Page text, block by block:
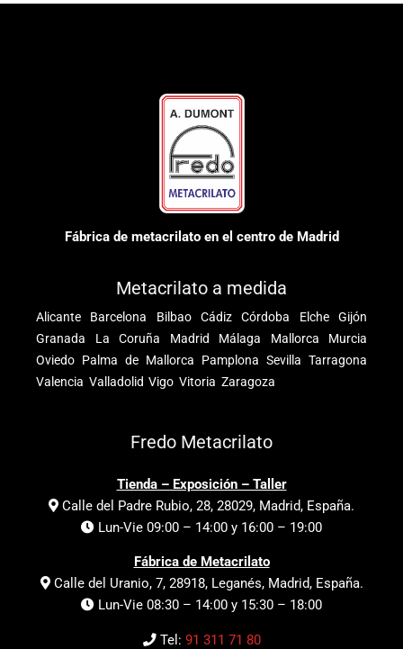
Fábrica de metacrilato en el centro de Madrid
Metacrilato a medida
Alicante Barcelona Bilbao Cádiz Córdoba Elche
Gijón
Granada
La Coruña Madrid Málaga Mallorca
Murcia
Oviedo Palma de Mallorca Pamplona Sevilla Tarragona
Valencia Valladolid Vigo Vitoria Zaragoza
Fredo Metacrilato
Tienda – Exposición – Taller
Calle del Padre Rubio, 28, 28029, Madrid, España.
Lun-Vie 09:00 – 14:00 y 16:00 – 19:00
Fábrica de Metacrilato
Calle del Uranio, 7, 28918, Leganés, Madrid, España.
Lun-Vie 08:30 – 14:00 y 15:30 – 18:00
Tel: 91 311 71 80